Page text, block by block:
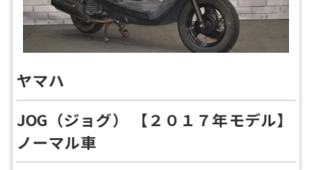
ヤマハ
JOG（ジョグ） 【２０１７年モデル】
ノーマル車